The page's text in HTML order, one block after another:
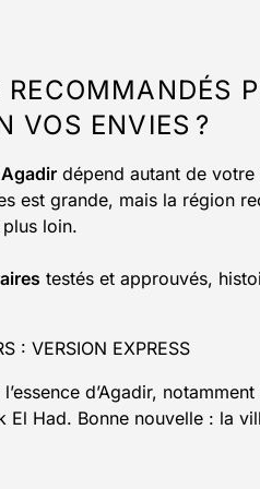
VOS ENVIES ?
dépend autant de
est grande, mais la région
loin.
testés et approuvés,
: VERSION EXPRESS
d’Agadir,
El Had. Bonne nouvelle : la